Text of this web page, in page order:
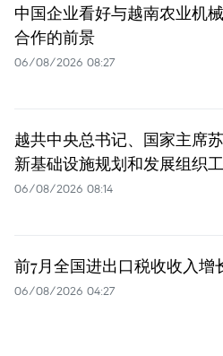
中国企业看好与越南农业机
合作的前景
06/08/2026 08:27
越共中央总书记、国家主席
新基础设施规划和发展组织
06/08/2026 08:14
前7月全国进出口税收收入增
06/08/2026 04:27